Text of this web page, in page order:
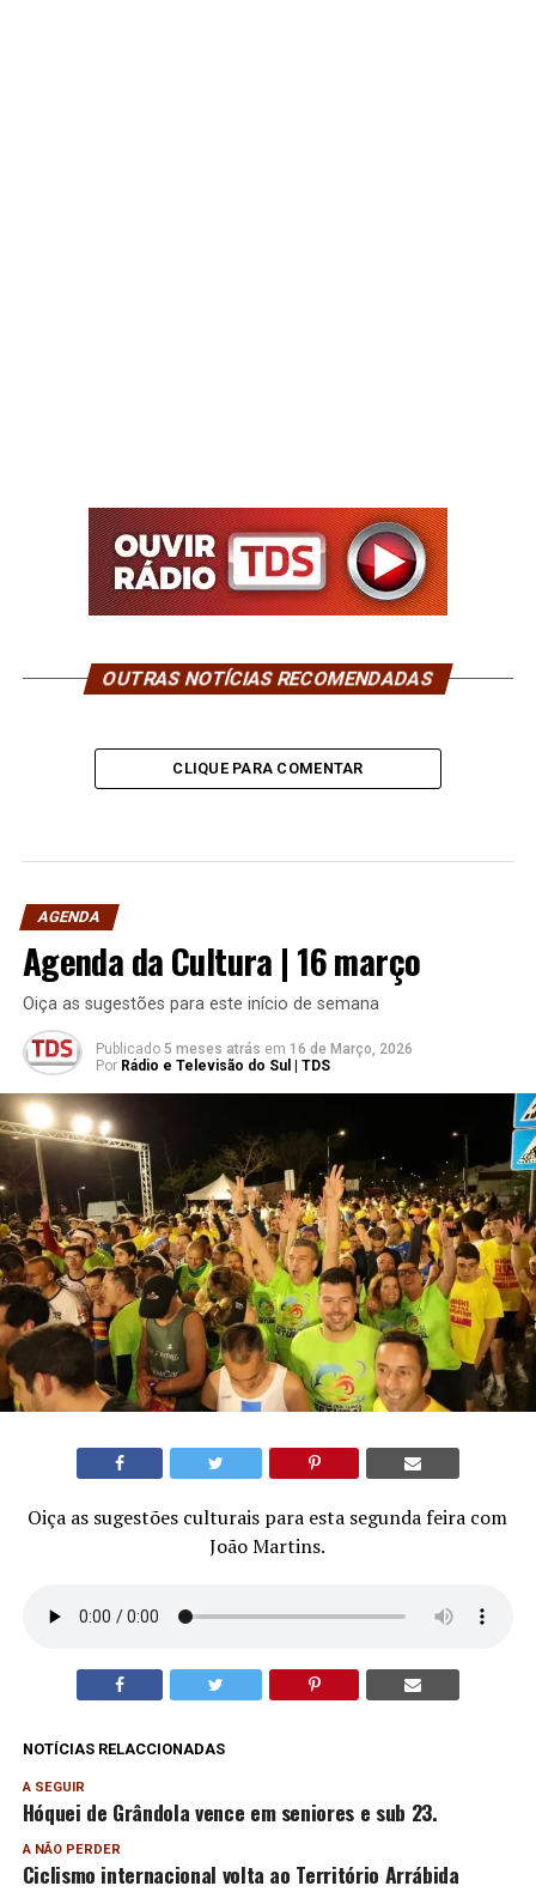
OUTRAS NOTÍCIAS RECOMENDADAS
CLIQUE PARA COMENTAR
AGENDA
Agenda da Cultura | 16 março
Oiça as sugestões para este início de semana
Publicado 5 meses atrás em 16 de Março, 2026
Por Rádio e Televisão do Sul | TDS
Oiça as sugestões culturais para esta segunda feira com
João Martins.
NOTÍCIAS RELACCIONADAS
A SEGUIR
Hóquei de Grândola vence em seniores e sub 23.
A NÃO PERDER
Ciclismo internacional volta ao Território Arrábida